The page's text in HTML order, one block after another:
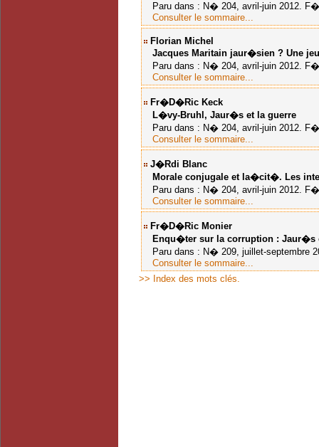
Paru dans : N� 204, avril-juin 2012.
Consulter le sommaire...
Florian Michel
Jacques Maritain jaur�sien ? Une
Paru dans : N� 204, avril-juin 2012.
Consulter le sommaire...
Fr�d�ric Keck
L�vy-Bruhl, Jaur�s et la guerre
Paru dans : N� 204, avril-juin 2012.
Consulter le sommaire...
J�rdi Blanc
Morale conjugale et la�cit�. Les
Paru dans : N� 204, avril-juin 2012.
Consulter le sommaire...
Fr�d�ric Monier
Enqu�ter sur la corruption : Jaur�s
Paru dans : N� 209, juillet-septembre
Consulter le sommaire...
>> Index des mots clés.